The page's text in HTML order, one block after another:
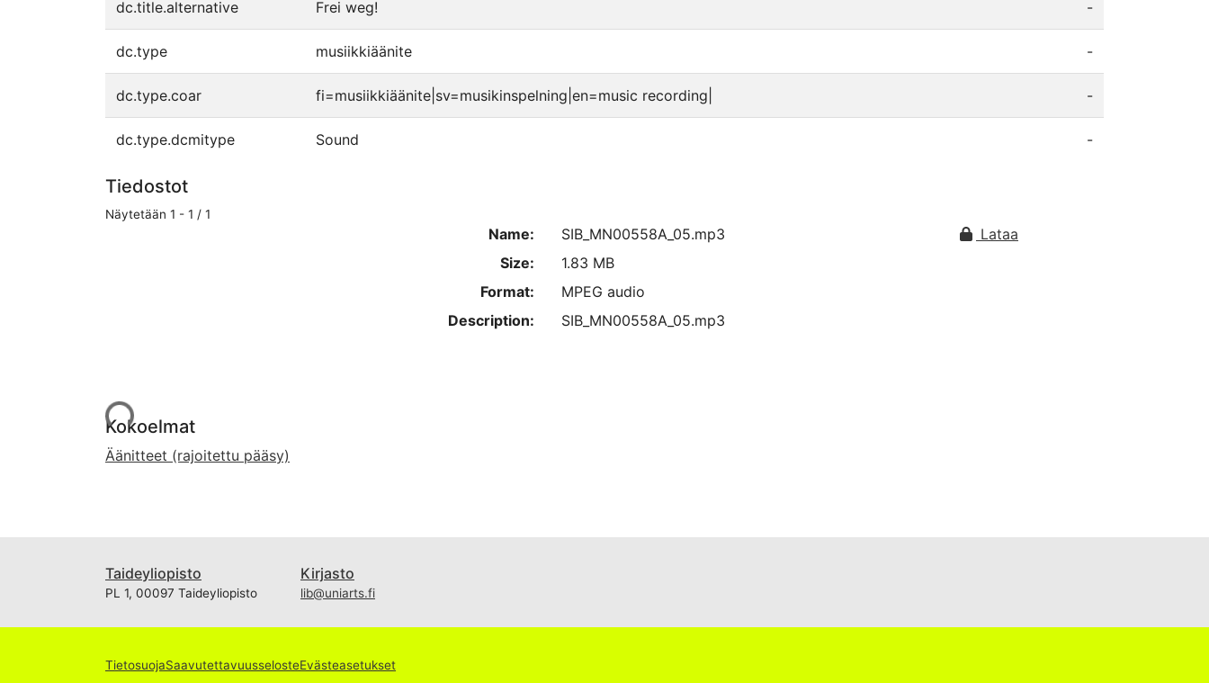
dc.title.alternative Frei weg! -
dc.type musiikkiäänite -
dc.type.coar fi=musiikkiäänite|sv=musikinspelning|en=music recording| -
dc.type.dcmitype Sound -
Tiedostot
Näytetään 1 - 1 / 1
Ladataan...
Name:
SIB_MN00558A_05.mp3
Size:
1.83 MB
Format:
MPEG audio
Description:
SIB_MN00558A_05.mp3
Lataa
Kokoelmat
Äänitteet (rajoitettu pääsy)
Taideyliopisto
PL 1, 00097 Taideyliopisto
Kirjasto
lib@uniarts.fi
TietosuojaSaavutettavuusselosteEvästeasetukset